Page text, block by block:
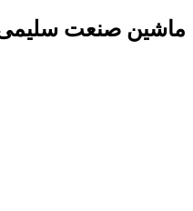
ماشين صنعت سليمی